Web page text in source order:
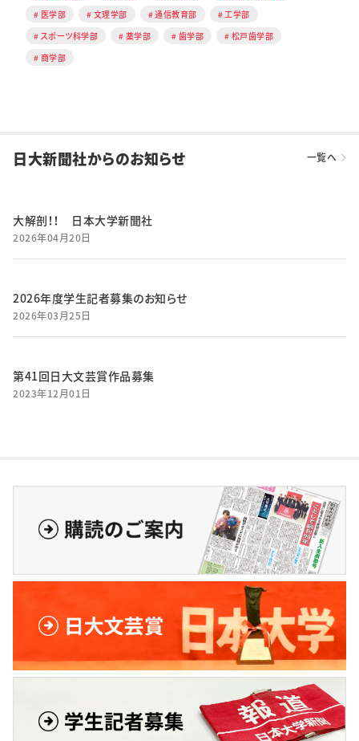
医学部
文理学部 通信教育部
工学部
スポーツ科学部
薬学部 歯学部
松戸歯学部
商学部
日大新聞社からのお知らせ 一覧へ
大解剖！！ 日本大学新聞社
2026年04月20日
2026年度学生記者募集のお知らせ
2026年03月25日
第41回日大文芸賞作品募集
2023年12月01日